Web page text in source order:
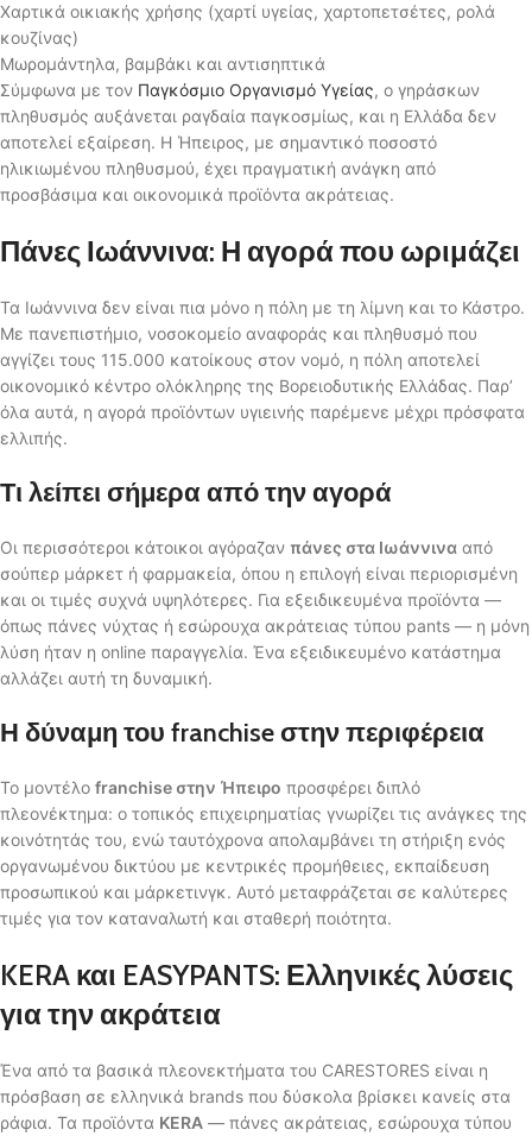
Χαρτικά οικιακής χρήσης (χαρτί υγείας, χαρτοπετσέτες, ρολά
κουζίνας)
Μωρομάντηλα, βαμβάκι και αντισηπτικά
Σύμφωνα με τον Παγκόσμιο Οργανισμό Υγείας, ο γηράσκων
πληθυσμός αυξάνεται ραγδαία παγκοσμίως, και η Ελλάδα δεν
αποτελεί εξαίρεση. Η Ήπειρος, με σημαντικό ποσοστό
ηλικιωμένου πληθυσμού, έχει πραγματική ανάγκη από
προσβάσιμα και οικονομικά προϊόντα ακράτειας.
Πάνες Ιωάννινα: Η αγορά που ωριμάζει
Τα Ιωάννινα δεν είναι πια μόνο η πόλη με τη λίμνη και το Κάστρο.
Με πανεπιστήμιο, νοσοκομείο αναφοράς και πληθυσμό που
αγγίζει τους 115.000 κατοίκους στον νομό, η πόλη αποτελεί
οικονομικό κέντρο ολόκληρης της Βορειοδυτικής Ελλάδας. Παρ’
όλα αυτά, η αγορά προϊόντων υγιεινής παρέμενε μέχρι πρόσφατα
ελλιπής.
Τι λείπει σήμερα από την αγορά
Οι περισσότεροι κάτοικοι αγόραζαν πάνες στα Ιωάννινα από
σούπερ μάρκετ ή φαρμακεία, όπου η επιλογή είναι περιορισμένη
και οι τιμές συχνά υψηλότερες. Για εξειδικευμένα προϊόντα —
όπως πάνες νύχτας ή εσώρουχα ακράτειας τύπου pants — η μόνη
λύση ήταν η online παραγγελία. Ένα εξειδικευμένο κατάστημα
αλλάζει αυτή τη δυναμική.
Η δύναμη του franchise στην περιφέρεια
Το μοντέλο franchise στην Ήπειρο προσφέρει διπλό
πλεονέκτημα: ο τοπικός επιχειρηματίας γνωρίζει τις ανάγκες της
κοινότητάς του, ενώ ταυτόχρονα απολαμβάνει τη στήριξη ενός
οργανωμένου δικτύου με κεντρικές προμήθειες, εκπαίδευση
προσωπικού και μάρκετινγκ. Αυτό μεταφράζεται σε καλύτερες
τιμές για τον καταναλωτή και σταθερή ποιότητα.
KERA και EASYPANTS: Ελληνικές λύσεις
για την ακράτεια
Ένα από τα βασικά πλεονεκτήματα του CARESTORES είναι η
πρόσβαση σε ελληνικά brands που δύσκολα βρίσκει κανείς στα
ράφια. Τα προϊόντα KERA — πάνες ακράτειας, εσώρουχα τύπου